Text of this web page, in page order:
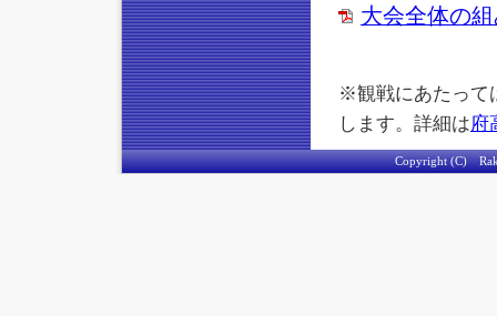
大会全体の
※観戦にあたって
します。詳細は府
Copyright (C)